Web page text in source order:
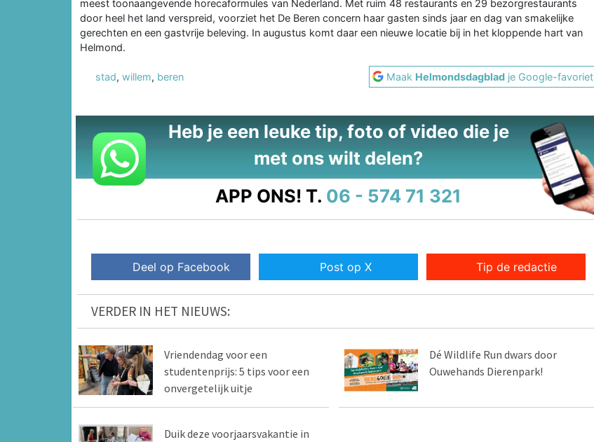
meest toonaangevende horecaformules van Nederland. Met ruim 48 restaurants en 29 bezorgrestaurants
door heel het land verspreid, voorziet het De Beren concern haar gasten sinds jaar en dag van smakelijke
gerechten en een gastvrije beleving. In augustus komt daar een nieuwe locatie bij in het kloppende hart van
Helmond.
stad, willem, beren Maak Helmondsdagblad je Google-favoriet
Heb je een leuke tip, foto of video die je
met ons wilt delen?
APP ONS! T. 06 - 574 71 321
Deel op Facebook Post op X Tip de redactie
VERDER IN HET NIEUWS:
Vriendendag voor een
studentenprijs: 5 tips voor een
onvergetelijk uitje
Dé Wildlife Run dwars door
Ouwehands Dierenpark!
Duik deze voorjaarsvakantie in